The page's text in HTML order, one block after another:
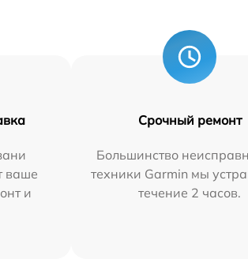
ваше
и
Срочный ремонт
Большинство
техники Garmin мы
течение 2 часов.